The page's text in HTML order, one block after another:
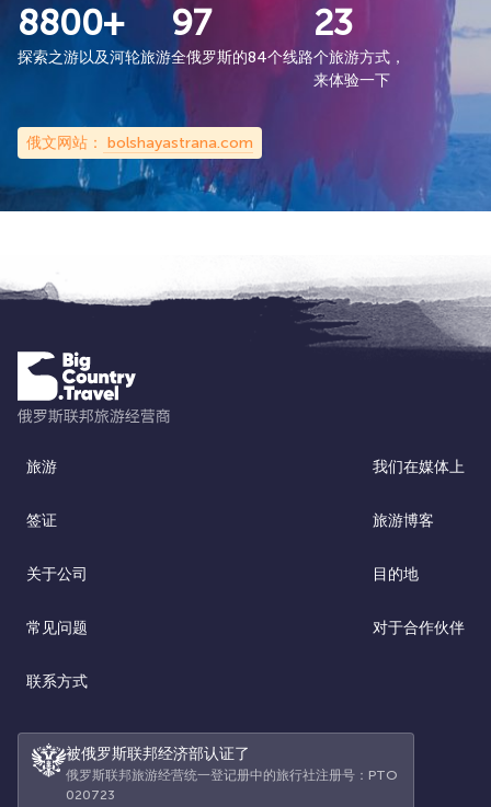
8800+
探索之游以及河轮旅游
97
全俄罗斯的84个线路
23
个旅游方式，
来体验一下
俄文网站： bolshayastrana.com
旅游 我们在媒体上
签证 旅游博客
关于公司 目的地
常见问题 对于合作伙伴
联系方式
被俄罗斯联邦经济部认证了
俄罗斯联邦旅游经营统一登记册中的旅行社注册号：РТО
020723